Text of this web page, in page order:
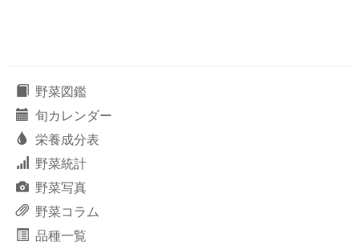
野菜図鑑
旬カレンダー
栄養成分表
野菜統計
野菜写真
野菜コラム
品種一覧